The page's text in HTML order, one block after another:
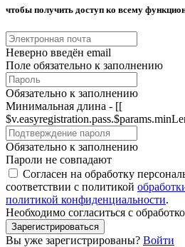
чтобы получить доступ ко всему
Неверно введён email
Поле обязательно к заполнению
Обязательно к заполнению
Минимальная длина - [[
Обязательно к заполнению
Пароли не совпадают
Согласен на обработку
соответствии с политикой
политикой конфиденциальности.
Необходимо согласиться с
Зарегистрироваться
Вы уже зарегистрированы? Войти